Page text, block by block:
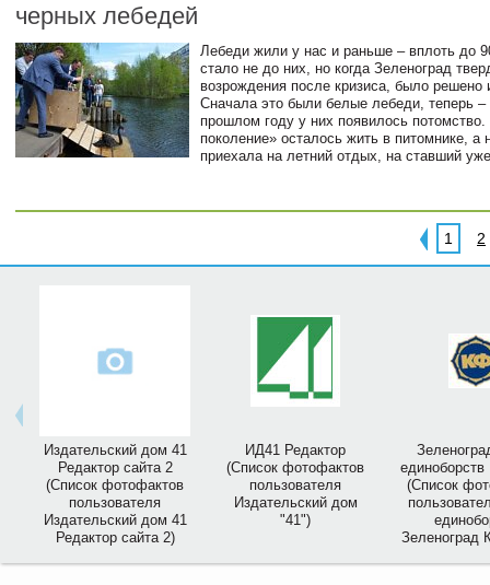
черных лебедей
Лебеди жили у нас и раньше – вплоть до
стало не до них, но когда Зеленоград
возрождения после кризиса, было решено
Сначала это были белые лебеди, теперь
прошлом году у них появилось
поколение» осталось жить в питомнике, а
приехала на летний отдых, на ставший
1 2
Издательский дом 41
Редактор сайта 2
(Список фотофактов
пользователя
Издательский дом 41
Редактор сайта 2)
ИД41 Редактор
(Список фотофактов
пользователя
Издательский дом
"41")
единоборств
(Список
Зеленоград